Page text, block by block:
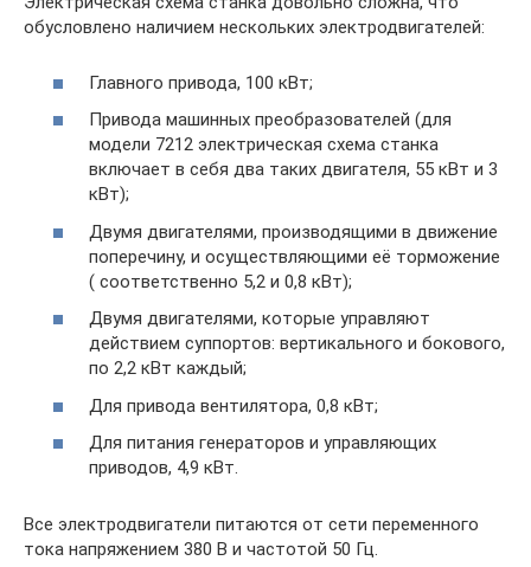
обусловлено наличием нескольких электродвигателей:
Главного привода, 100 кВт;
Привода машинных преобразователей (для
модели 7212 электрическая схема станка
включает в себя два таких двигателя, 55 кВт и 3
кВт);
Двумя двигателями, производящими в движение
поперечину, и осуществляющими её торможение
( соответственно 5,2 и 0,8 кВт);
Двумя двигателями, которые управляют
действием суппортов: вертикального и бокового,
по 2,2 кВт каждый;
Для привода вентилятора, 0,8 кВт;
Для питания генераторов и управляющих
приводов, 4,9 кВт.
Все электродвигатели питаются от сети переменного
тока напряжением 380 В и частотой 50 Гц.